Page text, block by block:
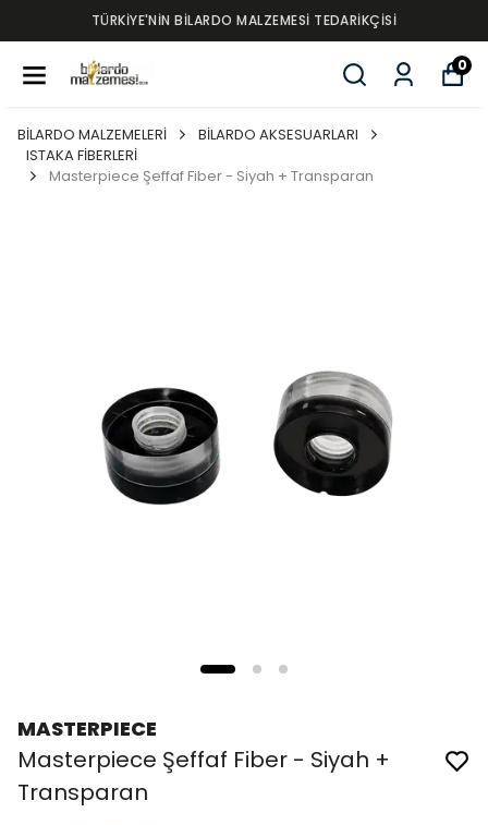
TÜRKİYE'NİN BİLARDO MALZEMESİ TEDARİKÇİSİ
0
BİLARDO MALZEMELERİ
BİLARDO AKSESUARLARI
ISTAKA FİBERLERİ
Masterpiece Şeffaf Fiber - Siyah + Transparan
MASTERPIECE
Masterpiece Şeffaf Fiber - Siyah +
Transparan